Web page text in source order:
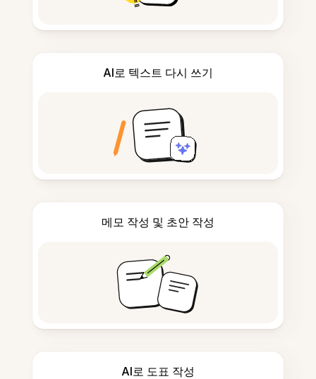
AI로 텍스트 다시 쓰기
메모 작성 및 초안 작성
AI로 도표 작성